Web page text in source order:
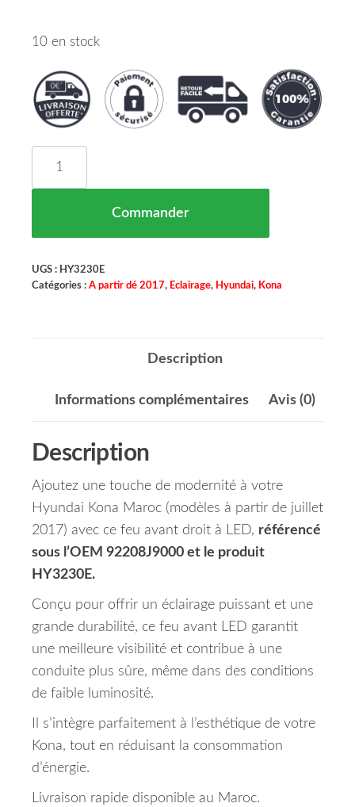
10 en stock
Commander
UGS : HY3230E
Catégories : A partir dé 2017, Eclairage, Hyundai, Kona
Description
Informations complémentaires Avis (0)
Description
Ajoutez une touche de modernité à votre
Hyundai Kona Maroc (modèles à partir de juillet
2017) avec ce feu avant droit à LED, référencé
sous l’OEM 92208J9000 et le produit
HY3230E.
Conçu pour offrir un éclairage puissant et une
grande durabilité, ce feu avant LED garantit
une meilleure visibilité et contribue à une
conduite plus sûre, même dans des conditions
de faible luminosité.
Il s’intègre parfaitement à l’esthétique de votre
Kona, tout en réduisant la consommation
d’énergie.
Livraison rapide disponible au Maroc.